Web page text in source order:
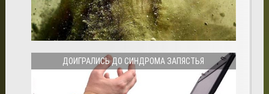
ДОИГРАЛИСЬ ДО СИНДРОМА ЗАПЯСТЬЯ